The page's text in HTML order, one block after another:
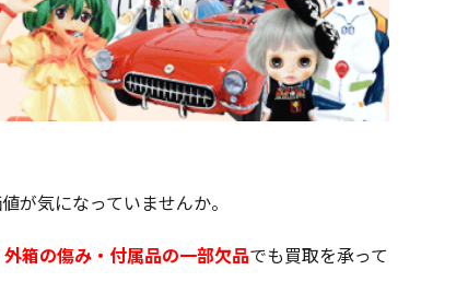
が気になっていませんか。
箱の傷み・付属品の一部欠品でも買取を承って